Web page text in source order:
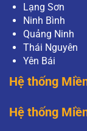
Lạng Sơn
Ninh Bình
Quảng Ninh
Thái Nguyên
Yên Bái
Hệ thống
Hệ thống